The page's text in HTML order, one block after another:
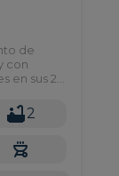
de
con
en sus 2
un
al
2